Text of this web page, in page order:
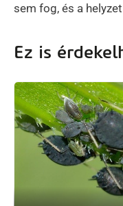
sem fog, és a
Ez is